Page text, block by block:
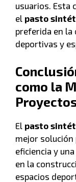
usuarios. Esta
el pasto
preferida en la
deportivas y
como la
El pasto
mejor solución
eficiencia y
en la
espacios